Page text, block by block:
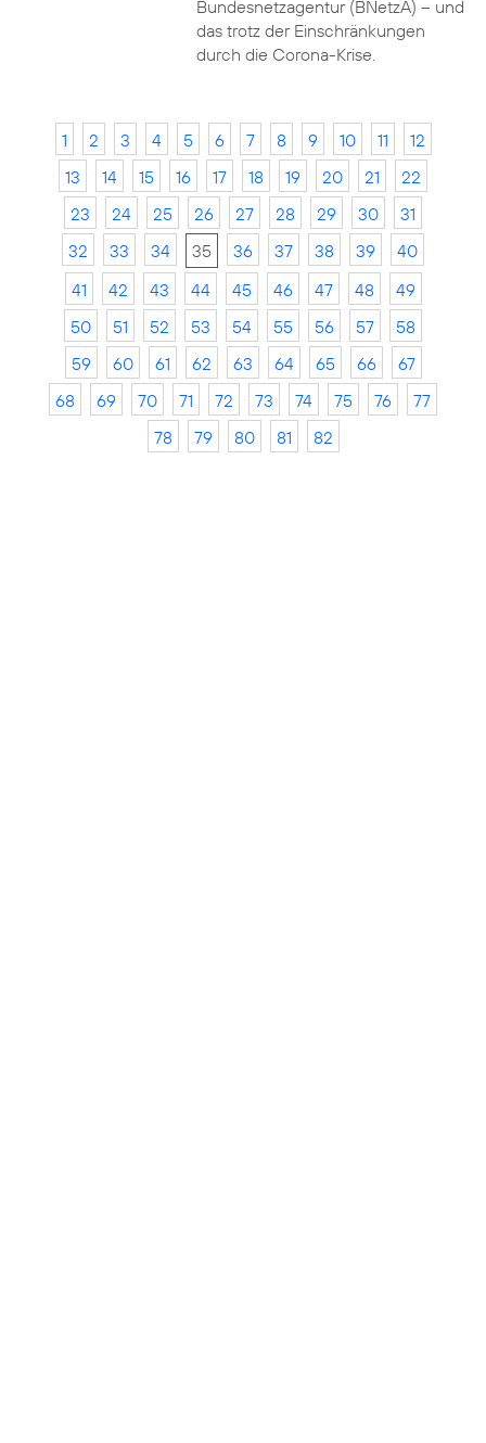
Bundesnetzagentur (BNetzA) – und
das trotz der Einschränkungen
durch die Corona-Krise.
1 2 3 4 5 6 7 8 9 10 11
12
13
14 15 16 17 18 19 20 21
22
23
24 25 26 27 28 29 30
31
32
33 34 35 36 37 38 39
40
41
42 43 44 45 46 47 48
49
50
51 52 53 54 55 56 57
58
59
60 61 62 63 64 65 66
67
68
69 70 71 72 73 74 75 76
77
78
79 80 81 82